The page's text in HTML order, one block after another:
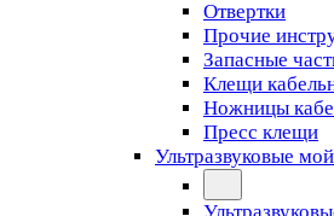
Отвертки
Прочие
Запасные
Клещи
Ножницы
Пресс клещи
Ультразвуковые